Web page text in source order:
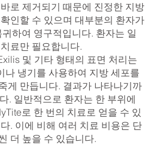
로 제거되기 때문에 진정한 지방
인할 수 있으며 대부분의 환자가
하여 영구적입니다. 환자는 일
료만 필요합니다.
및 기타 형태의 표면 처리는
나 냉기를 사용하여 지방 세포를
게 만듭니다. 결과가 나타나기까
. 일반적으로 환자는 한 부위에
로 한 번의 치료로 얻을 수 있
. 이에 비해 여러 치료 비용은 단
더 높을 수 있습니다.